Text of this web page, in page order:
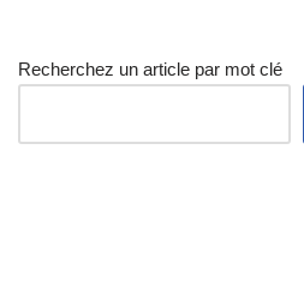
Recherchez un article par mot clé